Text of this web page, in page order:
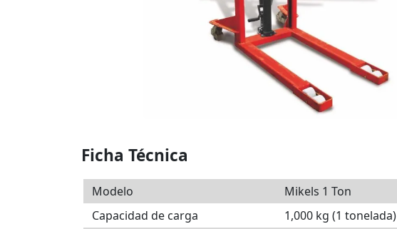
Ficha Técnica
Modelo
Mikels 1 Ton
Capacidad de carga
1,000 kg (1 tonelada)